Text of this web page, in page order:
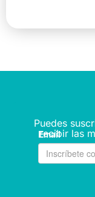
Puedes
recibir las